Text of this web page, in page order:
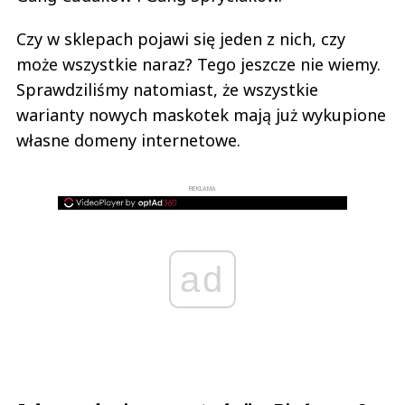
Czy w sklepach pojawi się jeden z nich, czy
może wszystkie naraz? Tego jeszcze nie wiemy.
Sprawdziliśmy natomiast, że wszystkie
warianty nowych maskotek mają już wykupione
własne domeny internetowe.
REKLAMA
ad